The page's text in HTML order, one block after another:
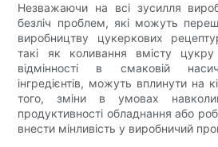
Незважаючи на всі зусилля
безліч проблем, які можуть
виробництву цукеркових
такі як коливання вмісту
відмінності в смаковій
інгредієнтів, можуть вплинути на
того, зміни в умовах
продуктивності обладнання або
внести мінливість у виробничий